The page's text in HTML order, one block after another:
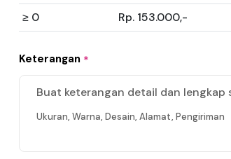
≥ 0
Rp. 153.000,-
Keterangan *
Buat keterangan detail dan lengkap
Ukuran, Warna, Desain, Alamat, Pengiriman